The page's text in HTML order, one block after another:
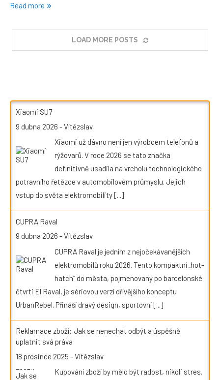
Read more
LOAD MORE POSTS
Xiaomi SU7
9 dubna 2026 -Vítězslav
Xiaomi už dávno není jen výrobcem telefonů a
rýžovarů. V roce 2026 se tato značka
definitivně usadila na vrcholu technologického
potravního řetězce v automobilovém průmyslu. Jejich
vstup do světa elektromobility[...]
CUPRA Raval
9 dubna 2026 -Vítězslav
CUPRA Raval je jedním z nejočekávanějších
elektromobilů roku 2026. Tento kompaktní „hot-
hatch“ do města, pojmenovaný po barcelonské
čtvrti El Raval, je sériovou verzí dřívějšího konceptu
UrbanRebel. Přináší dravý design, sportovní[...]
Reklamace zboží: Jak se nenechat odbýt a úspěšně
uplatnit svá práva
18 prosince 2025 -Vítězslav
Kupování zboží by mělo být radost, nikoli stres.